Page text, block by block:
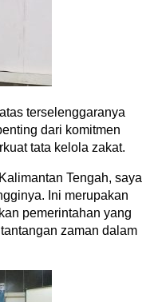
terselenggaranya
dari komitmen
tata kelola zakat.
Tengah, saya
Ini merupakan
pemerintahan yang
zaman dalam